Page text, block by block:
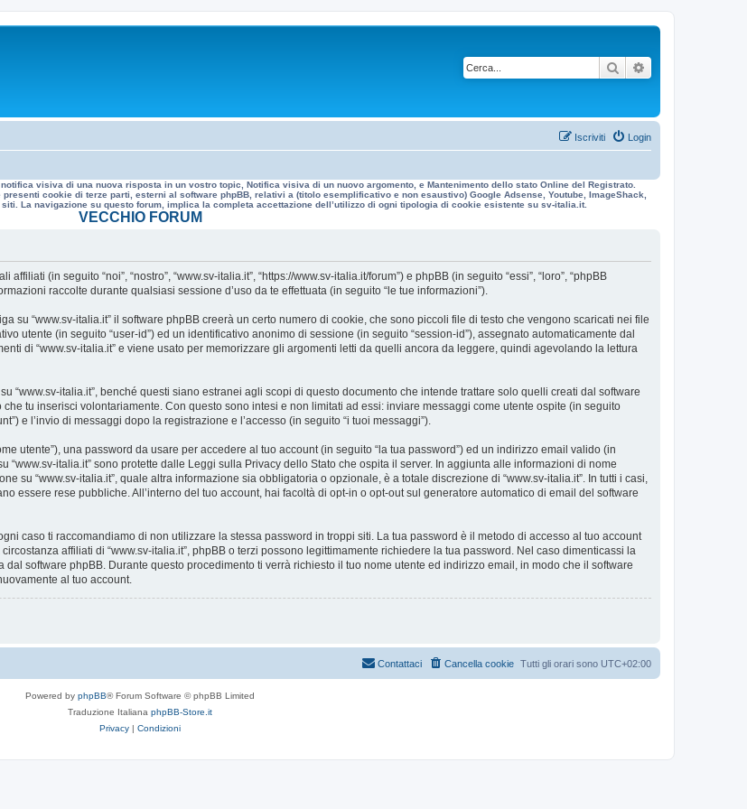
Cerca
Login
Iscriviti
visiva di una nuova risposta in un vostro topic, Notifica visiva di un nuovo argomento, e Mantenimento dello stato Online del Registrato.
cookie di terze parti, esterni al software phpBB, relativi a (titolo esemplificativo e non esaustivo) Google Adsense, Youtube, ImageShack,
La navigazione su questo forum, implica la completa accettazione dell’utilizzo di ogni tipologia di cookie esistente su sv-italia.it.
VECCHIO FORUM
(in seguito “noi”, “nostro”, “www.sv-italia.it”, “https://www.sv-italia.it/forum”) e phpBB (in seguito “essi”, “loro”, “phpBB
raccolte durante qualsiasi sessione d’uso da te effettuata (in seguito “le tue informazioni”).
su “www.sv-italia.it” il software phpBB creerà un certo numero di cookie, che sono piccoli file di testo che vengono scaricati nei file
utente (in seguito “user-id”) ed un identificativo anonimo di sessione (in seguito “session-id”), assegnato automaticamente dal
di “www.sv-italia.it” e viene usato per memorizzare gli argomenti letti da quelli ancora da leggere, quindi agevolando la lettura
“www.sv-italia.it”, benché questi siano estranei agli scopi di questo documento che intende trattare solo quelli creati dal software
tu inserisci volontariamente. Con questo sono intesi e non limitati ad essi: inviare messaggi come utente ospite (in seguito
e l’invio di messaggi dopo la registrazione e l’accesso (in seguito “i tuoi messaggi”).
utente”), una password da usare per accedere al tuo account (in seguito “la tua password”) ed un indirizzo email valido (in
“www.sv-italia.it” sono protette dalle Leggi sulla Privacy dello Stato che ospita il server. In aggiunta alle informazioni di nome
su “www.sv-italia.it”, quale altra informazione sia obbligatoria o opzionale, è a totale discrezione di “www.sv-italia.it”. In tutti i casi,
essere rese pubbliche. All’interno del tuo account, hai facoltà di opt-in o opt-out sul generatore automatico di email del software
caso ti raccomandiamo di non utilizzare la stessa password in troppi siti. La tua password è il metodo di accesso al tuo account
affiliati di “www.sv-italia.it”, phpBB o terzi possono legittimamente richiedere la tua password. Nel caso dimenticassi la
software phpBB. Durante questo procedimento ti verrà richiesto il tuo nome utente ed indirizzo email, in modo che il software
al tuo account.
Tutti gli orari sono UTC+02:00
Cancella cookie
Contattaci
Powered by phpBB® Forum Software © phpBB Limited
Traduzione Italiana phpBB-Store.it
Privacy | Condizioni